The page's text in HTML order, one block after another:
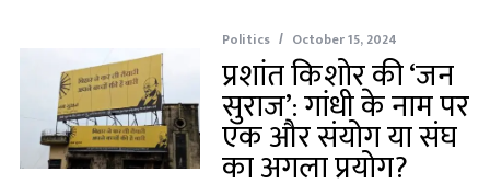
Politics October 15, 2024
प्रशांत किशोर की ‘जन
सुराज’: गांधी के नाम पर
एक और संयोग या संघ
का अगला प्रयोग?